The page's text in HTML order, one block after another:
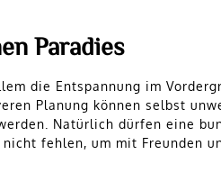
Paradies
die Entspannung im
Planung können selbst
Natürlich dürfen eine
fehlen, um mit Freunden